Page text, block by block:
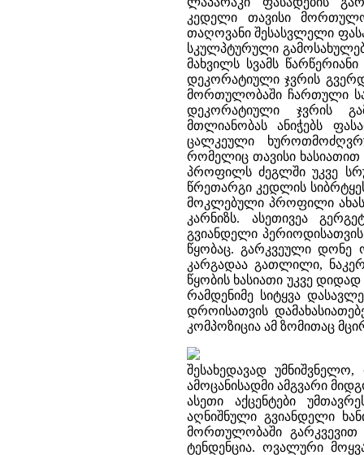
კედელი თავისი
თაღოვანი შესასვლელი
სკულპტურული
მახვილს სვამს
დეკორატიული ჯვრის
მორთულობაში ჩართული
დეკორატიული ჯვრის
მთლიანობას ანიჭებს
ცალკეული
რომელიც თავისი ხასიათით
პროფილს ძეგლში უკვე
წრეთარგი კედლის
მოკლებული პროფილი
კარნიზს. ასეთივეა
გვიანდელი
წყობაც. გარკვეული დონე
კარგადაა გათლილი,
წყობის ხასიათი უკვე
რამდენიმე სიტყვა
დროისათვის
კომპოზიცია ამ ზომითაც
შესახედავად
ამოცანისადმი ამგვარი
ასეთი აქცენტები
აღნიშნული გვიანდელი
მორთულობაში გარკვევით
ტენდენცია. ოვალური